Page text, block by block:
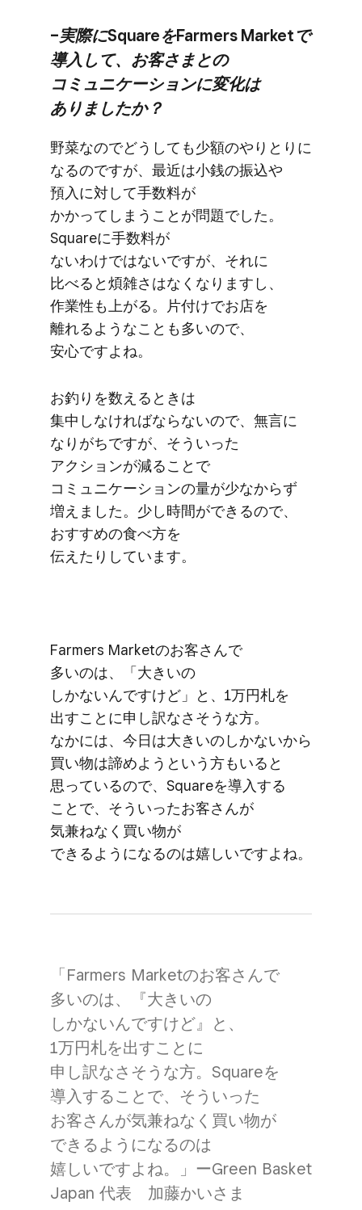
–実際に​Squareを​Farmers Marketで​
導入して、​お客さまとの​
コミュニケーションに​変化は​
ありましたか？
野菜なので​どうしても​少額の​やりとりに​
なるのですが、​最近は​小銭の​振込や​
預入に​対して​手数料が​
かかってしまうことが​問題でした。​
Squareに​手数料が​
ないわけではないですが、​それに​
比べると​煩雑さは​なくなりますし、​
作業性も​上がる。​片付けで​お店を​
離れるような​ことも​多いので、​
安心ですよね。
お釣りを​数える​ときは​
集中しなければならないので、​無言に​
なりがちですが、​そういった​
アクションが​減る​ことで​
コミュニケーションの​量が​少なからず​
増えました。​少し​時間が​できるので、​
おすすめの​食べ方を​
伝えたりしています。
Farmers Marketの​お客さんで​
多いのは、​「大きいの​
しかないんですけど」と、​1万円札を​
出すことに​申し訳なさそうな方。​
なかには、​今日は​大きいの​しかないから​
買い物は​諦めようと​いう​方も​いると​
思っているので、​Squareを​導入する​
ことで、​そういった​お客さんが​
気兼ねなく​買い物が​
できるようになるのは​嬉しいですよね。
「Farmers Marketの​お客さんで​
多いのは、​『大きいの​
しかないんですけど』と、​
1万円札を​出すことに​
申し訳なさそうな方。​Squareを​
導入する​ことで、​そういった​
お客さんが​気兼ねなく​買い物が​
できるようになるのは​
嬉しいですよね。」ーGreen Basket
Japan 代表 加藤かいさま